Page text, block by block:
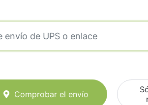
Comprobar el envío